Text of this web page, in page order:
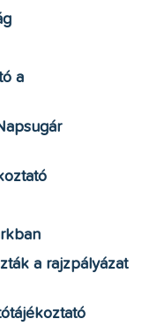
a
a rajzpályázat